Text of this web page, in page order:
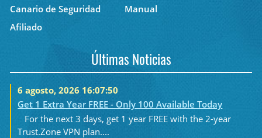
Canario de Seguridad
Manual
Afiliado
Últimas Noticias
6 agosto, 2026 16:07:50
Get 1 Extra Year FREE - Only 100 Available Today
For the next 3 days, get 1 year FREE with the 2-year
Trust.Zone VPN plan....